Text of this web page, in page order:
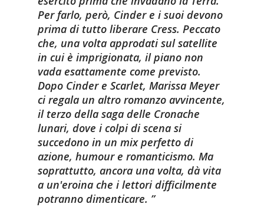
Per farlo, però, Cinder e i suoi devono
prima di tutto liberare Cress. Peccato
che, una volta approdati sul satellite
in cui è imprigionata, il piano non
vada esattamente come previsto.
Dopo Cinder e Scarlet, Marissa Meyer
ci regala un altro romanzo avvincente,
il terzo della saga delle Cronache
lunari, dove i colpi di scena si
succedono in un mix perfetto di
azione, humour e romanticismo. Ma
soprattutto, ancora una volta, dà vita
a un'eroina che i lettori difficilmente
potranno dimenticare.